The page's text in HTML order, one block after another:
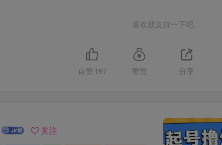
喜欢就支持一下吧
点赞 197 赞赏 分享
关注